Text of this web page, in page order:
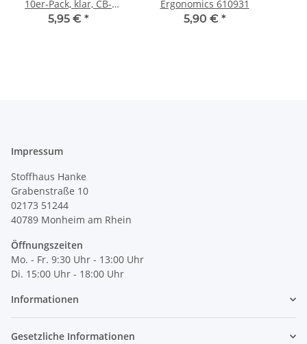
10er-Pack, klar, CB-
Greifer
5,95 € *
Ergonomics 610931
5,90 € *
Impressum
Stoffhaus Hanke
Grabenstraße 10
02173 51244
40789 Monheim am Rhein
Öffnungszeiten
Mo. - Fr. 9:30 Uhr - 13:00 Uhr
Di. 15:00 Uhr - 18:00 Uhr
Informationen
Gesetzliche Informationen